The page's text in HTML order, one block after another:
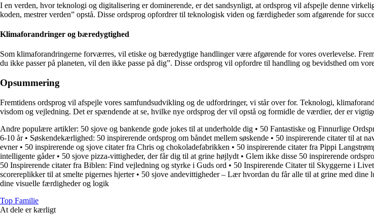
I en verden, hvor teknologi og digitalisering er dominerende, er det sandsynligt, at ordsprog vil afspejle denne
koden, mestrer verden” opstå. Disse ordsprog opfordrer til teknologisk viden og færdigheder som afgørende for
Klimaforandringer og bæredygtighed
Som klimaforandringerne forværres, vil etiske og bæredygtige handlinger være afgørende for vores overlevelse.
du ikke passer på planeten, vil den ikke passe på dig”. Disse ordsprog vil opfordre til handling og bevidsthed om
Opsummering
Fremtidens ordsprog vil afspejle vores samfundsudvikling og de udfordringer, vi står over for. Teknologi,
visdom og vejledning. Det er spændende at se, hvilke nye ordsprog der vil opstå og formidle de værdier, der er
Andre populære artikler: 50 sjove og bankende gode jokes til at underholde dig • 50 Fantastiske og Finnurlige
6-10 år• Søskendekærlighed: 50 inspirerende ordsprog om båndet mellem søskende • 50 inspirerende citater til at
evner• 50 inspirerende og sjove citater fra Chris og chokoladefabrikken • 50 inspirerende citater fra Pippi
intelligente gåder• 50 sjove pizza-vittigheder, der får dig til at grine højlydt • Glem ikke disse 50 inspirerende
50 Inspirerende citater fra Biblen: Find vejledning og styrke i Guds ord • 50 Inspirerende Citater til Skyggerne i Livet
scorereplikker til at smelte pigernes hjerter• 50 sjove andevittigheder – Lær hvordan du får alle til at grine med dine
dine visuelle færdigheder og logik
Top Familie
At dele er kærligt